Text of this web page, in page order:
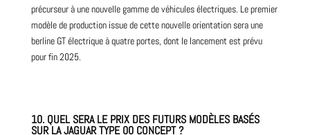
précurseur à une nouvelle gamme de véhicules électriques. Le premier
modèle de production issue de cette nouvelle orientation sera une
berline GT électrique à quatre portes, dont le lancement est prévu
pour fin 2025.
10. QUEL SERA LE PRIX DES FUTURS MODÈLES BASÉS
SUR LA JAGUAR TYPE 00 CONCEPT ?